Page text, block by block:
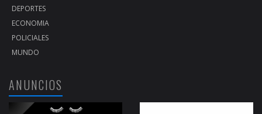
DEPORTES
ECONOMIA
POLICIALES
MUNDO
ANUNCIOS